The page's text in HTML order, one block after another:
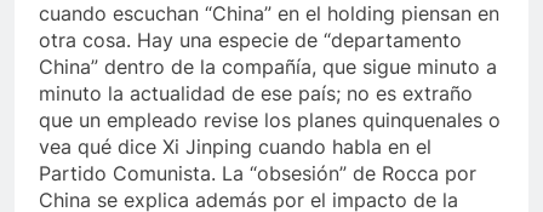
cuando escuchan “China” en el holding piensan en
otra cosa. Hay una especie de “departamento
China” dentro de la compañía, que sigue minuto a
minuto la actualidad de ese país; no es extraño
que un empleado revise los planes quinquenales o
vea qué dice Xi Jinping cuando habla en el
Partido Comunista. La “obsesión” de Rocca por
China se explica además por el impacto de la